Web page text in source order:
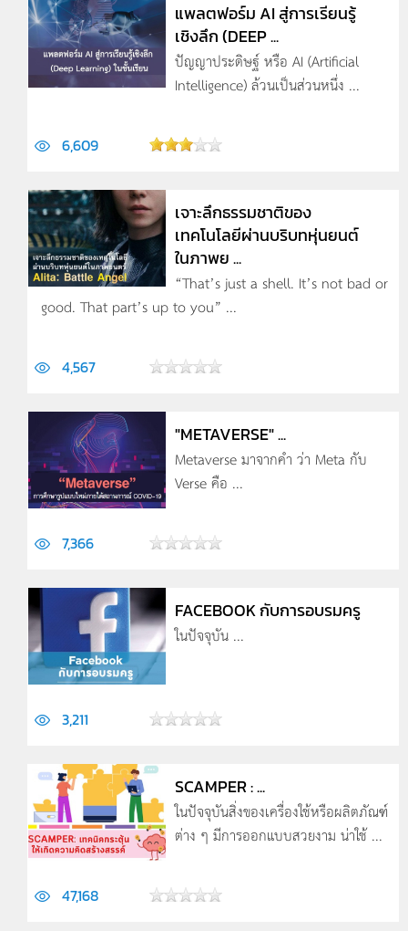
แพลตฟอร์ม AI สู่การเรียนรู้
เชิงลึก (DEEP ...
ปัญญาประดิษฐ์ หรือ AI (Artificial
Intelligence) ล้วนเป็นส่วนหนึ่ง ...
6,609
เจาะลึกธรรมชาติของ
เทคโนโลยีผ่านบริบทหุ่นยนต์
ในภาพย ...
“That’s just a shell. It’s not bad or
good. That part’s up to you” ...
4,567
"METAVERSE" ...
Metaverse มาจากคำ ว่า Meta กับ
Verse คือ ...
7,366
FACEBOOK กับการอบรมครู
ในปัจจุบัน ...
3,211
SCAMPER : ...
ในปัจจุบันสิ่งของเครื่องใช้หรือผลิตภัณฑ์
ต่าง ๆ มีการออกแบบสวยงาม น่าใช้ ...
47,168